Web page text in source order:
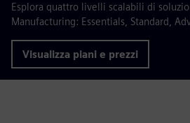
Esplora quattro livelli scalabili di
Manufacturing: Essentials, Standard,
Visualizza piani e prezzi